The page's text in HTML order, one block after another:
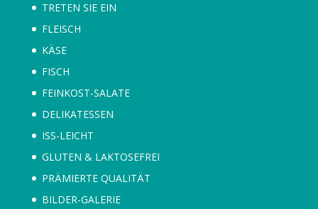
TRETEN SIE EIN
FLEISCH
KÄSE
FISCH
FEINKOST-SALATE
DELIKATESSEN
ISS-LEICHT
GLUTEN & LAKTOSEFREI
PRÄMIERTE QUALITÄT
BILDER-GALERIE